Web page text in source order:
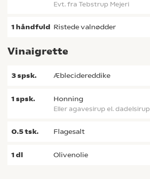
evt. fra Tebstrup Mejeri
1 håndfuld ristede valnødder
Vinaigrette
3spsk. æblecidereddike
1spsk. honning
eller agavesirup el. dadelsirup
0.5tsk. flagesalt
1dl olivenolie